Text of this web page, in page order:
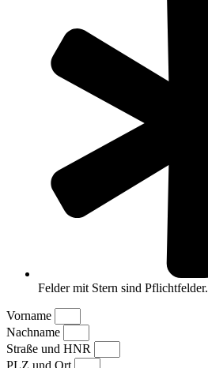
Felder mit Stern sind Pflichtfelder.
Vorname
Nachname
Straße und HNR